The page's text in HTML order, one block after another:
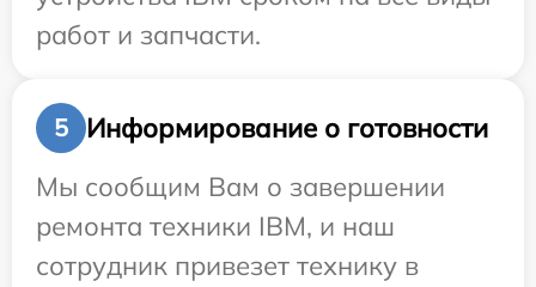
работ и запчасти.
5
Информирование о готовности
Мы сообщим Вам о завершении
ремонта техники IBM, и наш
сотрудник привезет технику в